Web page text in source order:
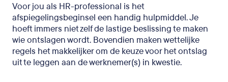
Voor jou als HR-professional is het
afspiegelingsbeginsel een handig hulpmiddel. Je
hoeft immers niet zelf de lastige beslissing te maken
wie ontslagen wordt. Bovendien maken wettelijke
regels het makkelijker om de keuze voor het ontslag
uit te leggen aan de werknemer(s) in kwestie.